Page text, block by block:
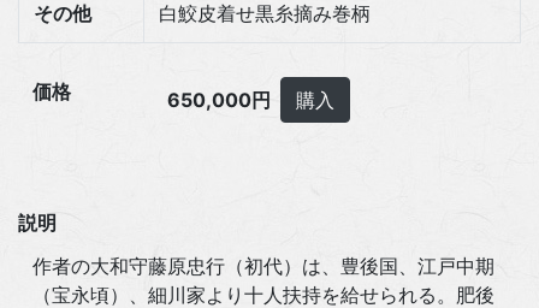
その他 白鮫皮着せ黒糸摘み巻柄
価格 650,000円 購入
説明
作者の大和守藤原忠行（初代）は、豊後国、江戸中期
（宝永頃）、細川家より十人扶持を給せられる。肥後